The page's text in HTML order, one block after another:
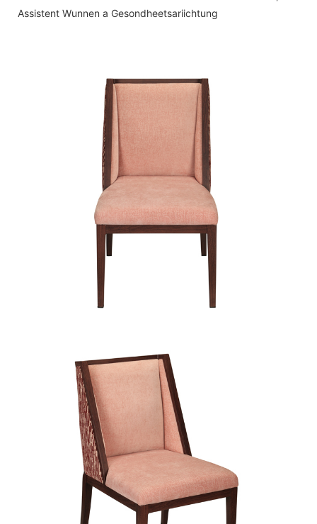
Assistent Wunnen a Gesondheetsariichtung